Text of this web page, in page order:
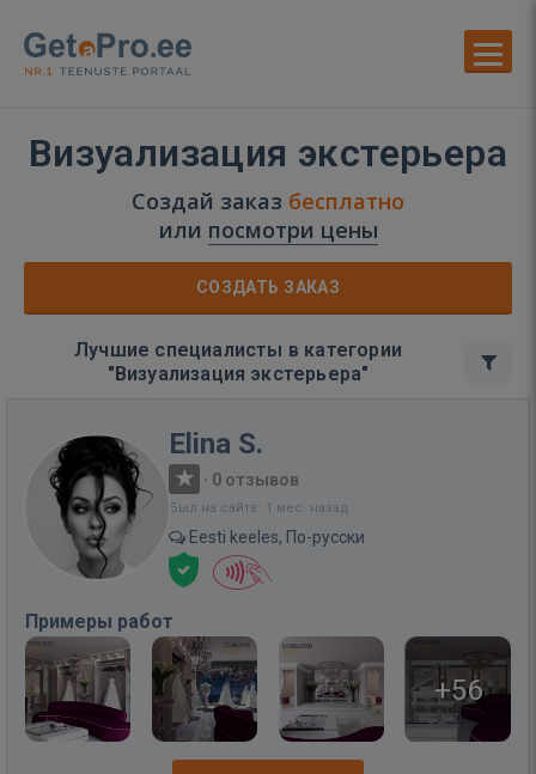
Визуализация экстерьера
Создай заказ бесплатно
или посмотри цены
СОЗДАТЬ ЗАКАЗ
Лучшие специалисты в категории
"Визуализация экстерьера"
Elina S.
· 0 отзывов
Был на сайте: 1 мес. назад
Eesti keeles, По-русски
Примеры работ
+56